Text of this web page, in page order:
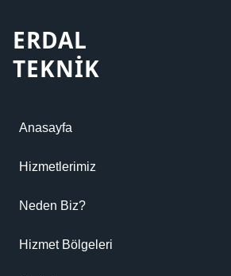
ERDAL
TEKNİK
Anasayfa
Hizmetlerimiz
Neden Biz?
Hizmet Bölgeleri